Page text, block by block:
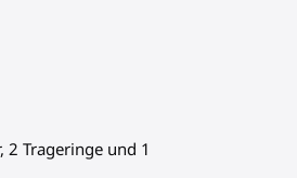
Trageringe und 1